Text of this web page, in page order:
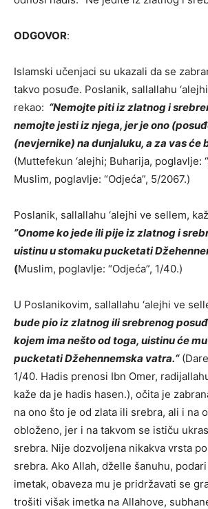
ODGOVOR:
Islamski učenjaci su ukazali da se
takvo posuđe. Poslanik, sallallahu
rekao: “Nemojte piti iz zlatnog i
nemojte jesti iz njega, jer je ono
(nevjernike) na dunjaluku, a za vas će
(Muttefekun ‘alejhi; Buharija, poglavlje:
Muslim, poglavlje: “Odjeća”, 5/2067.)
Poslanik, sallallahu ‘alejhi ve sellem,
”Onome ko jede ili pije iz zlatnog i
uistinu u stomaku pucketati
(Muslim, poglavlje: “Odjeća”, 1/40.)
U Poslanikovim, sallallahu ‘alejhi ve
bude pio iz zlatnog ili srebrenog
kojem ima nešto od toga, uistinu će
pucketati Džehennemska vatra.“
1/40. Hadis prenosi Ibn Omer,
kaže da je hadis hasen.), očita je
na ono što je od zlata ili srebra, ali i na
obloženo, jer i na takvom se ističu
srebra. Nije dozvoljena nikakva vrsta
srebra. Ako Allah, dželle šanuhu,
imetak, obaveza mu je pridržavati se
trošiti višak imetka na Allahove,